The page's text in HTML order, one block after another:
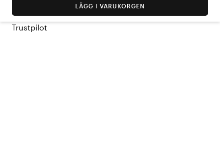
LÄGG I VARUKORGEN
Trustpilot